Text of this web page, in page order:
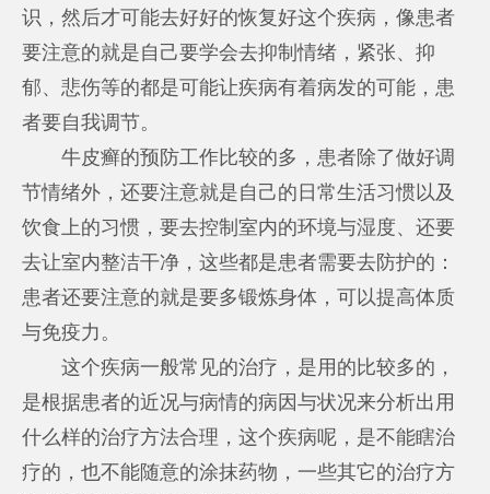
识，然后才可能去好好的恢复好这个疾病，像患者
要注意的就是自己要学会去抑制情绪，紧张、抑
郁、悲伤等的都是可能让疾病有着病发的可能，患
者要自我调节。
牛皮癣的预防工作比较的多，患者除了做好调
节情绪外，还要注意就是自己的日常生活习惯以及
饮食上的习惯，要去控制室内的环境与湿度、还要
去让室内整洁干净，这些都是患者需要去防护的：
患者还要注意的就是要多锻炼身体，可以提高体质
与免疫力。
这个疾病一般常见的治疗，是用的比较多的，
是根据患者的近况与病情的病因与状况来分析出用
什么样的治疗方法合理，这个疾病呢，是不能瞎治
疗的，也不能随意的涂抹药物，一些其它的治疗方